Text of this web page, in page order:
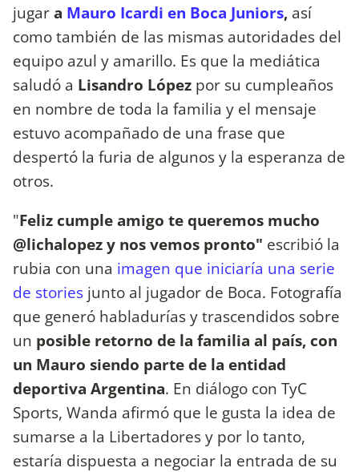
jugara Mauro Icardi en Boca Juniors, así
como también de las mismas autoridades del
equipo azul y amarillo. Es que la mediática
saludó a Lisandro López por su cumpleaños
en nombre de toda la familia y el mensaje
estuvo acompañado de una frase que
despertó la furia de algunos y la esperanza de
otros.
"Feliz cumple amigo te queremos mucho
@lichalopez y nos vemos pronto" escribió la
rubia con una imagen que iniciaría una serie
de stories junto al jugador de Boca. Fotografía
que generó habladurías y trascendidos sobre
un posible retorno de la familia al país, con
un Mauro siendo parte de la entidad
deportiva Argentina. En diálogo con TyC
Sports, Wanda afirmó que le gusta la idea de
sumarse a la Libertadores y por lo tanto,
estaría dispuesta a negociar la entrada de su